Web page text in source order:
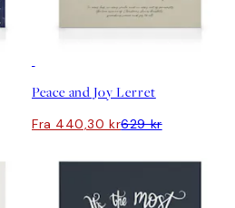
Peace and Joy Lerret
Fra 440,30 kr629 kr